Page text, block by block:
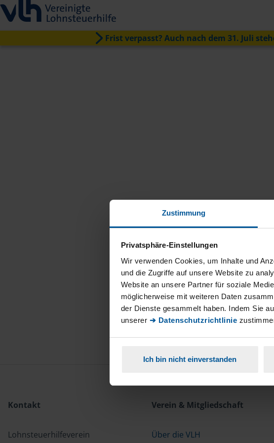
Zustimmung
Privatsphäre-Einstellungen
Wir verwenden Cookies, um Inhalte und
und die Zugriffe auf unsere Website zu
Website an unsere Partner für soziale
möglicherweise mit weiteren Daten
der Dienste gesammelt haben. Indem Sie
unserer ➔ Datenschutzrichtlinie
Ich bin nicht einverstanden
Frist verpasst? Auch nach dem 31. Juli
Kontakt
Lohnsteuerhilfeverein
Verein & Mitgliedschaft
Über die VLH